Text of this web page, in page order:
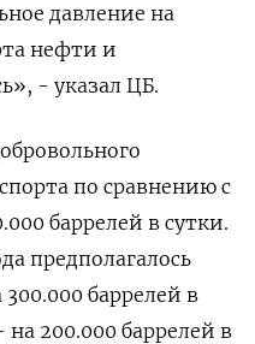
давление на
нефти и
- указал ЦБ.
по сравнению с
баррелей в сутки.
предполагалось
баррелей в
200.000 баррелей в